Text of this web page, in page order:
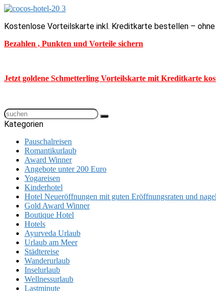
Kostenlose Vorteilskarte inkl. Kreditkarte bestellen – ohne
Bezahlen , Punkten und Vorteile sichern
Jetzt goldene Schmetterling Vorteilskarte mit Kreditkarte
Kategorien
Pauschalreisen
Romantikurlaub
Award Winner
Angebote unter 200 Euro
Yogareisen
Kinderhotel
Hotel Neueröffnungen mit guten Eröffnungsraten und
Gold Award Winner
Boutique Hotel
Hotels
Ayurveda Urlaub
Urlaub am Meer
Städtereise
Wanderurlaub
Inselurlaub
Wellnessurlaub
Lastminute